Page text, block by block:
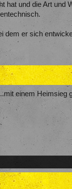
hat und die Art und
dem er sich
einem Heimsieg